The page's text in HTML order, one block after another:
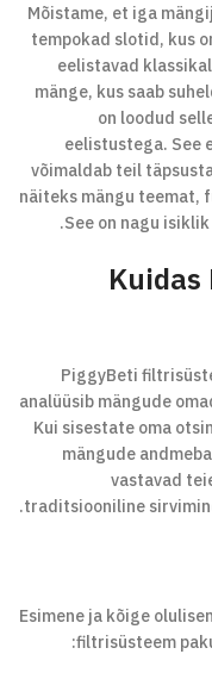
Mõistame, et iga
tempokad slotid, kus
eelistavad
mänge, kus saab
on loodud
eelistustega. See
võimaldab teil
näiteks mängu teemat,
See on nagu
PiggyBeti
analüüsib mängude
Kui sisestate oma
mängude
vastavad
traditsiooniline
Esimene ja kõige
filtrisüsteem